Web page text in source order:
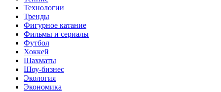
Технологии
Тренды
Фигурное катание
Фильмы и сериалы
Футбол
Хоккей
Шахматы
Шоу-бизнес
Экология
Экономика